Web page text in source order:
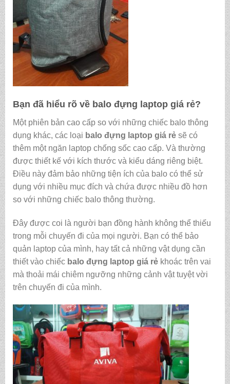
Bạn đã hiểu rõ về balo đựng laptop giá rẻ?
Một phiên bản cao cấp so với những chiếc balo thông
dụng khác, các loại balo đựng laptop giá rẻsẽ có
thêm một ngăn laptop chống sốc cao cấp. Và thường
được thiết kế với kích thước và kiểu dáng riêng biệt.
Điều này đảm bảo những tiện ích của balo có thể sử
dụng với nhiều mục đích và chứa được nhiều đồ hơn
so với những chiếc balo thông thường.
Đây được coi là người bạn đồng hành không thể thiếu
trong mỗi chuyến đi của mọi người. Bạn có thể bảo
quản laptop của mình, hay tất cả những vật dụng cần
thiết vào chiếc balo đựng laptop giá rẻ khoác trên vai
mà thoải mái chiêm ngưỡng những cảnh vật tuyệt vời
trên chuyến đi của mình.